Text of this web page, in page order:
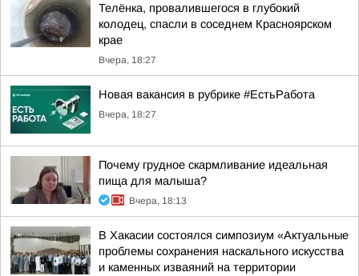
Телёнка, провалившегося в глубокий
колодец, спасли в соседнем Красноярском
крае
Вчера, 18:27
Новая вакансия в рубрике #ЕстьРабота
Вчера, 18:27
Почему грудное скармливание идеальная
пища для малыша?
Вчера, 18:13
В Хакасии состоялся симпозиум «Актуальные
проблемы сохранения наскального искусства
и каменных изваяний на территории